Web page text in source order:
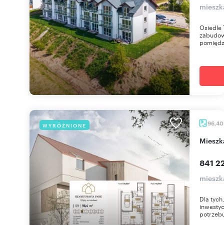
Osiedle
WYRÓŻNIONE 96,40
841
Dla